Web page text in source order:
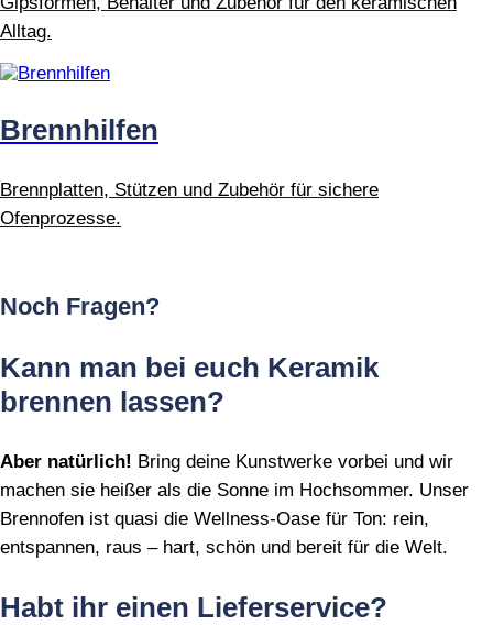
Alltag.
Brennhilfen
Brennplatten, Stützen und Zubehör für sichere
Ofenprozesse.
Noch Fragen?
Kann man bei euch Keramik
brennen lassen?
Aber natürlich! Bring deine Kunstwerke vorbei und wir
machen sie heißer als die Sonne im Hochsommer. Unser
Brennofen ist quasi die Wellness‑Oase für Ton: rein,
entspannen, raus – hart, schön und bereit für die Welt.
Habt ihr einen Lieferservice?